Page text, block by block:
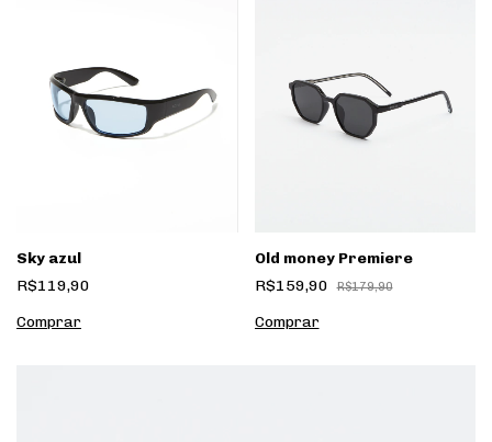
Sky azul
R$119,90
Old money Premiere
R$159,90
R$179,90